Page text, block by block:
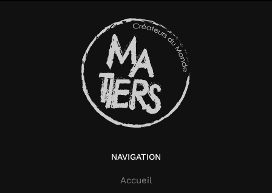
NAVIGATION
Accueil